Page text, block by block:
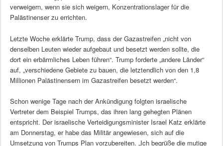
verweigern, wenn sie sich weigern, Konzentrationslager für die
Palästinenser zu errichten.
Letzte Woche erklärte Trump, dass der Gazastreifen „nicht von
denselben Leuten wieder aufgebaut und besetzt werden sollte, die
dort ein erbärmliches Leben führen“. Trump forderte „andere Länder“
auf, „verschiedene Gebiete zu bauen, die letztendlich von den 1,8
Millionen Palästinensern im Gazastreifen besetzt werden“.
Schon wenige Tage nach der Ankündigung folgten israelische
Vertreter dem Beispiel Trumps, das ihren lang gehegten Plänen
entspricht. Der israelische Verteidigungsminister Israel Katz erklärte
am Donnerstag, er habe das Militär angewiesen, sich auf die
Umsetzung von Trumps Plan vorzubereiten. „Ich begrüße die mutige